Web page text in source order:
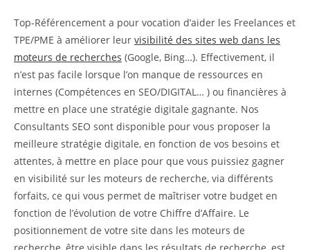
Top-Référencement a pour vocation d’aider les Freelances et
TPE/PME à améliorer leur visibilité des sites web dans les
moteurs de recherches (Google, Bing…). Effectivement, il
n’est pas facile lorsque l’on manque de ressources en
internes (Compétences en SEO/DIGITAL… ) ou financières à
mettre en place une stratégie digitale gagnante. Nos
Consultants SEO sont disponible pour vous proposer la
meilleure stratégie digitale, en fonction de vos besoins et
attentes, à mettre en place pour que vous puissiez gagner
en visibilité sur les moteurs de recherche, via différents
forfaits, ce qui vous permet de maîtriser votre budget en
fonction de l’évolution de votre Chiffre d’Affaire. Le
positionnement de votre site dans les moteurs de